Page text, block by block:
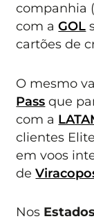
companhia
com aGOL
cartões de
O mesmo
Pass que
com a
clientes
em voos
de
Nos